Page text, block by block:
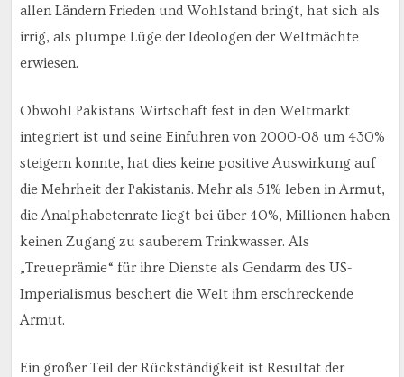
allen Ländern Frieden und Wohlstand bringt, hat sich als
irrig, als plumpe Lüge der Ideologen der Weltmächte
erwiesen.
Obwohl Pakistans Wirtschaft fest in den Weltmarkt
integriert ist und seine Einfuhren von 2000-08 um 430%
steigern konnte, hat dies keine positive Auswirkung auf
die Mehrheit der Pakistanis. Mehr als 51% leben in Armut,
die Analphabetenrate liegt bei über 40%, Millionen haben
keinen Zugang zu sauberem Trinkwasser. Als
„Treueprämie“ für ihre Dienste als Gendarm des US-
Imperialismus beschert die Welt ihm erschreckende
Armut.
Ein großer Teil der Rückständigkeit ist Resultat der